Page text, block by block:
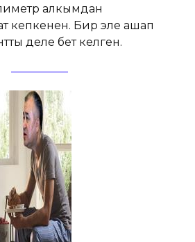
алкымдан
кепкенен. Бир эле ашап
деле бет келген.